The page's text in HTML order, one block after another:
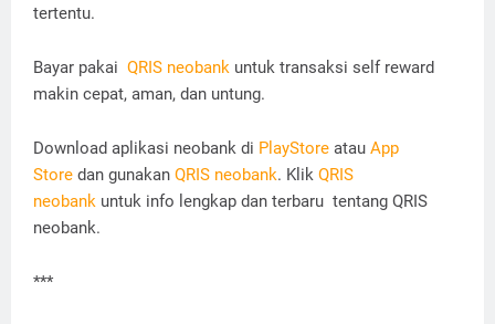
tertentu.
Bayar pakai QRIS neobank untuk transaksi self reward
makin cepat, aman, dan untung.
Download aplikasi neobank di PlayStore atau App
Store dan gunakan QRIS neobank. Klik QRIS
neobank untuk info lengkap dan terbaru tentang QRIS
neobank.
***